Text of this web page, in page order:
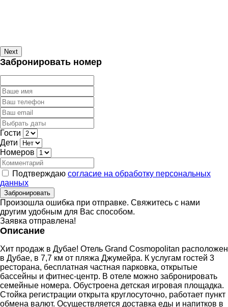
Next
Забронировать номер
Гости
Дети
Номеров
Подтверждаю согласие на обработку персональных
данных
Забронировать
Произошла ошибка при отправке. Свяжитесь с нами
другим удобным для Вас способом.
Заявка отправлена!
Описание
Хит продаж в Дубае! Отель Grand Cosmopolitan расположен
в Дубае, в 7,7 км от пляжа Джумейра. К услугам гостей 3
ресторана, бесплатная частная парковка, открытые
бассейны и фитнес-центр. В отеле можно забронировать
семейные номера. Обустроена детская игровая площадка.
Стойка регистрации открыта круглосуточно, работает пункт
обмена валют. Осуществляется доставка еды и напитков в